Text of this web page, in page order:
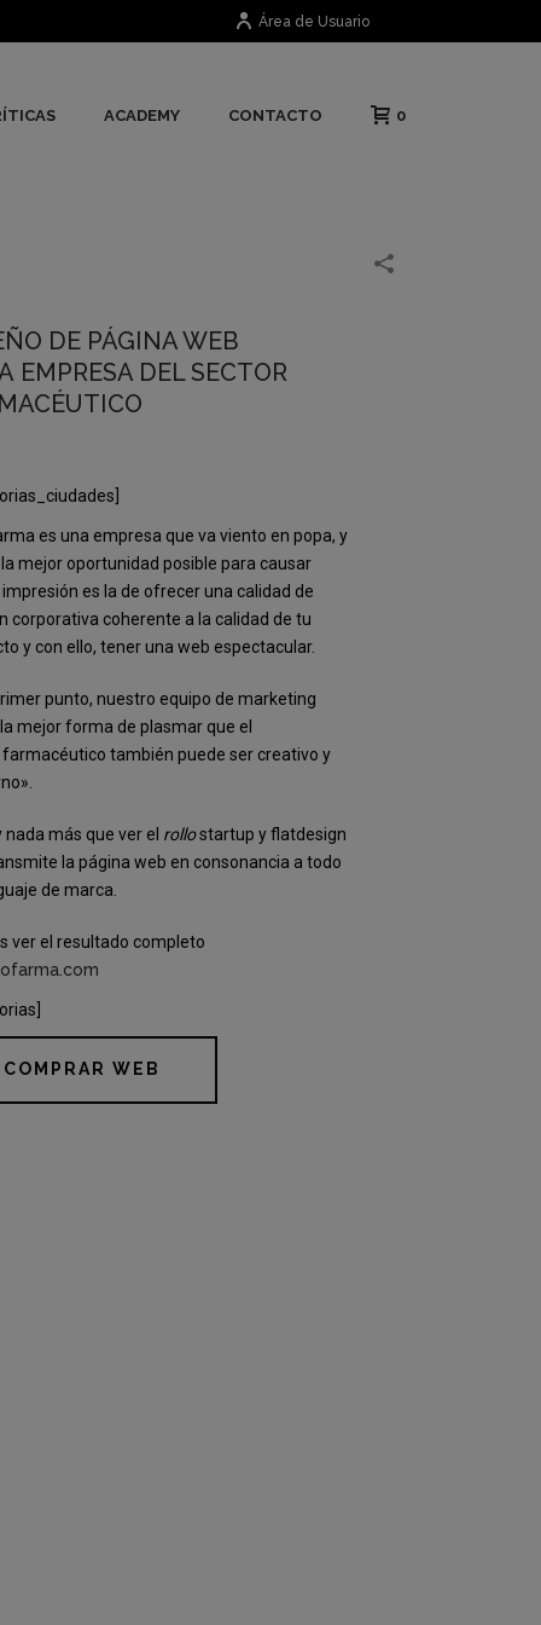
Área de Usuario
ACADEMY CONTACTO 0
DE PÁGINA WEB
EMPRESA DEL SECTOR
es una empresa que va viento en popa, y
mejor oportunidad posible para causar
impresión es la de ofrecer una calidad de
corporativa coherente a la calidad de tu
y con ello, tener una web espectacular.
punto, nuestro equipo de marketing
mejor forma de plasmar que el
también puede ser creativo y
nada más que ver el rollostartup y flatdesign
la página web en consonancia a todo
de marca.
ver el resultado completo
COMPRAR WEB